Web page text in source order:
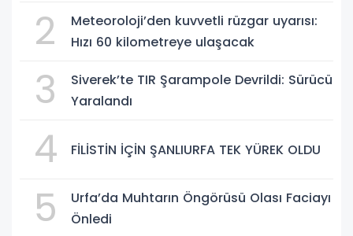
2
Meteoroloji’den kuvvetli rüzgar uyarısı:
Hızı 60 kilometreye ulaşacak
3
Siverek’te TIR Şarampole Devrildi: Sürücü
Yaralandı
4 FİLİSTİN İÇİN ŞANLIURFA TEK YÜREK OLDU
5
Urfa’da Muhtarın Öngörüsü Olası Faciayı
Önledi